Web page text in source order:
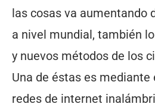
las cosas va aumentando
a nivel mundial, también
y nuevos métodos de los
Una de éstas es mediante
redes de internet